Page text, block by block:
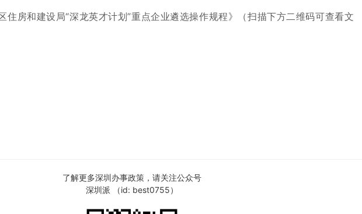
住房和建设局“深龙英才计划”重点企业遴选操作规程》（扫描下方二维码可查看文
了解更多深圳办事政策，请关注公众号
深圳派 （id: best0755）